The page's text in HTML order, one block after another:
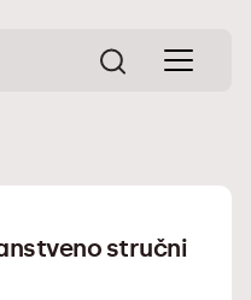
stručni